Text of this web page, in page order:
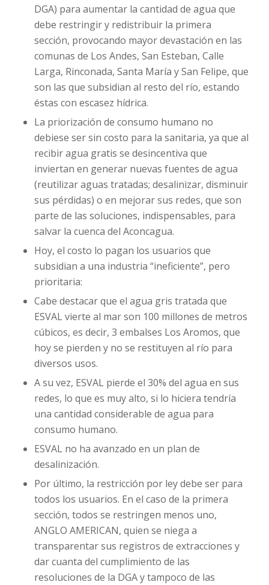
DGA) para aumentar la cantidad de agua que
debe restringir y redistribuir la primera
sección, provocando mayor devastación en las
comunas de Los Andes, San Esteban, Calle
Larga, Rinconada, Santa María y San Felipe, que
son las que subsidian al resto del río, estando
éstas con escasez hídrica.
La priorización de consumo humano no
debiese ser sin costo para la sanitaria, ya que al
recibir agua gratis se desincentiva que
inviertan en generar nuevas fuentes de agua
(reutilizar aguas tratadas; desalinizar, disminuir
sus pérdidas) o en mejorar sus redes, que son
parte de las soluciones, indispensables, para
salvar la cuenca del Aconcagua.
Hoy, el costo lo pagan los usuarios que
subsidian a una industria “ineficiente”, pero
prioritaria:
Cabe destacar que el agua gris tratada que
ESVAL vierte al mar son 100 millones de metros
cúbicos, es decir, 3 embalses Los Aromos, que
hoy se pierden y no se restituyen al río para
diversos usos.
A su vez, ESVAL pierde el 30% del agua en sus
redes, lo que es muy alto, si lo hiciera tendría
una cantidad considerable de agua para
consumo humano.
ESVAL no ha avanzado en un plan de
desalinización.
Por último, la restricción por ley debe ser para
todos los usuarios. En el caso de la primera
sección, todos se restringen menos uno,
ANGLO AMERICAN, quien se niega a
transparentar sus registros de extracciones y
dar cuanta del cumplimiento de las
resoluciones de la DGA y tampoco de las